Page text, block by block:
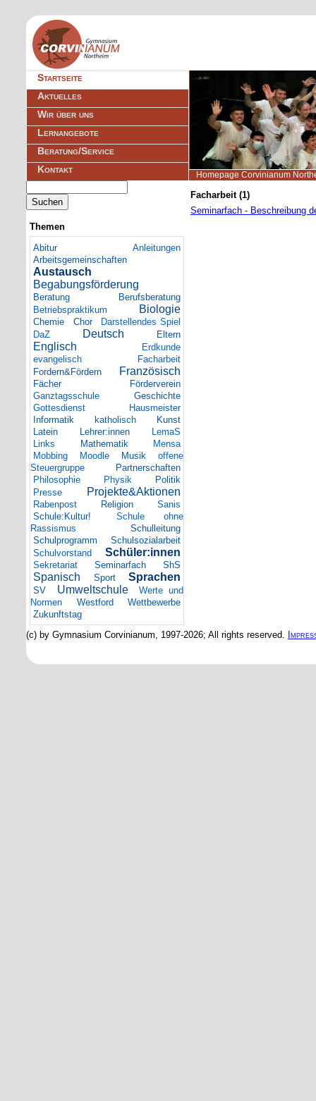
Navigation
überspringen
Startseite
Aktuelles
Wir über uns
Lernangebote
Beratung/Service
Kontakt
Homepage Corvinianum
Facharbeit (1)
Seminarfach - Beschreibung
Suchen
Themen
Abitur
Anleitungen
Arbeitsgemeinschaften
Austausch
Begabungsförderung
Beratung
Berufsberatung
Betriebspraktikum
Biologie
Chemie Chor
Darstellendes Spiel
DaZ
Deutsch Eltern
Englisch
Erdkunde
evangelisch
Facharbeit
Fordern&Fördern
Französisch
Fächer
Förderverein
Ganztagsschule
Geschichte
Gottesdienst
Hausmeister
Informatik
katholisch
Kunst
Latein
Lehrer:innen
LemaS
Links
Mathematik
Mensa
Mobbing
Moodle Musik
offene
Steuergruppe
Partnerschaften
Philosophie
Physik
Politik
Presse
Projekte&Aktionen
Rabenpost Religion
Sanis
Schule:Kultur!
Schule ohne
Rassismus
Schulleitung
Schulprogramm
Schulsozialarbeit
Schulvorstand
Schüler:innen
Sekretariat Seminarfach ShS
Spanisch Sport Sprachen
SV Umweltschule
Werte und
Normen
Westford
Wettbewerbe
Zukunftstag
(c) by Gymnasium Corvinianum, 1997-2026; All rights reserved.